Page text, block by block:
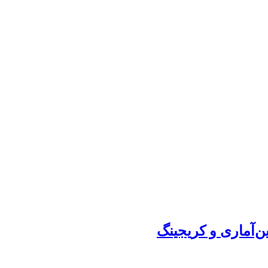
و کریجینگ